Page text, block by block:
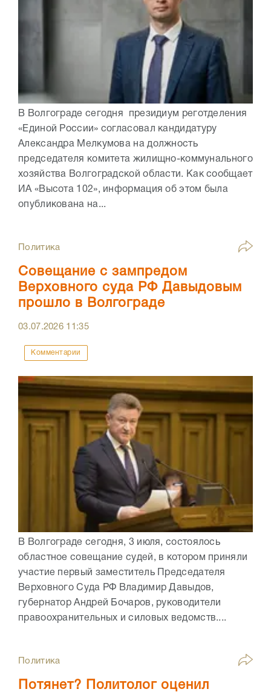
В Волгограде сегодня президиум реготделения
«Единой России» согласовал кандидатуру
Александра Мелкумова на должность
председателя комитета жилищно-коммунального
хозяйства Волгоградской области. Как сообщает
ИА «Высота 102», информация об этом была
опубликована на...
Политика
Совещание с зампредом
Верховного суда РФ Давыдовым
прошло в Волгограде
03.07.2026 11:35
Комментарии
В Волгограде сегодня, 3 июля, состоялось
областное совещание судей, в котором приняли
участие первый заместитель Председателя
Верховного Суда РФ Владимир Давыдов,
губернатор Андрей Бочаров, руководители
правоохранительных и силовых ведомств....
Политика
Потянет? Политолог оценил